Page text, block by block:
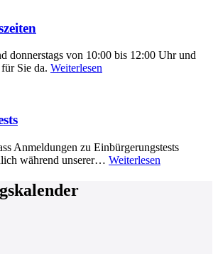
donnerstags von 10:00 bis 12:00 Uhr und
Sie da. Weiterlesen
Anmeldungen zu Einbürgerungstests
während unserer… Weiterlesen